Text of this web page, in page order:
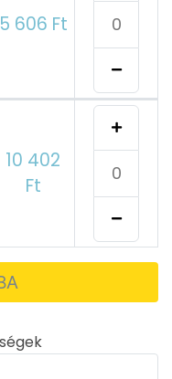
5 606 Ft
10 402
Ft